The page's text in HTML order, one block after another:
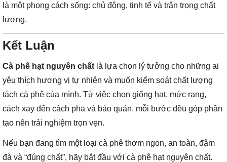
là một phong cách sống: chủ động, tinh tế và trân trọng chất
lượng.
Kết Luận
Cà phê hạt nguyên chất là lựa chọn lý tưởng cho những ai
yêu thích hương vị tự nhiên và muốn kiểm soát chất lượng
tách cà phê của mình. Từ việc chọn giống hạt, mức rang,
cách xay đến cách pha và bảo quản, mỗi bước đều góp phần
tạo nên trải nghiệm trọn vẹn.
Nếu bạn đang tìm một loại cà phê thơm ngon, an toàn, đậm
đà và “đúng chất”, hãy bắt đầu với cà phê hạt nguyên chất.